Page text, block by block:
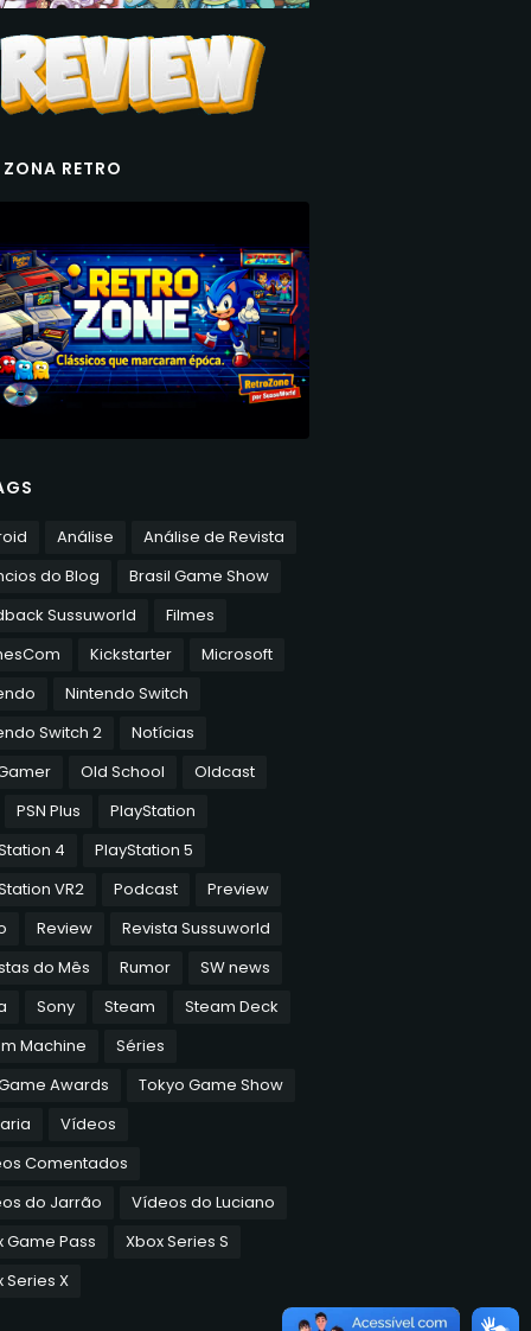
RETRO
Análise
Análise de Revista
do Blog
Brasil Game Show
Sussuworld
Filmes
Kickstarter
Microsoft
Nintendo Switch
Switch 2
Notícias
Old School
Oldcast
PSN Plus
PlayStation
4
PlayStation 5
VR2
Podcast
Preview
Review
Revista Sussuworld
do Mês
Rumor
SW news
Sony Steam
Steam Deck
Machine
Séries
Awards
Tokyo Game Show
Vídeos
Comentados
do Jarrão
Vídeos do Luciano
Game Pass
Xbox Series S
Series X